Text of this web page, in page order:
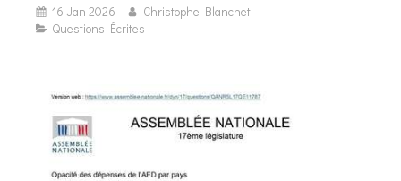
16 Jan 2026
Christophe Blanchet
Questions Écrites